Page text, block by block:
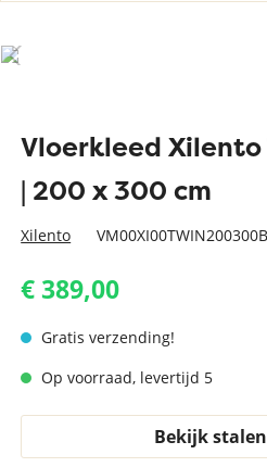
Vloerkleed Xilento
| 200 x 300 cm
Xilento
€ 389,00
Gratis verzending!
Op voorraad, levertijd 5
Bekijk